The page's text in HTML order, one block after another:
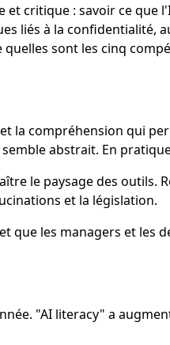
et critique : savoir ce
liés à la confidentialité,
sont les cinq
la compréhension qui
abstrait. En
le paysage des outils.
et la législation.
que les managers et les
"AI literacy" a